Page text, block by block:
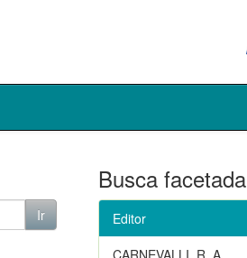
Busca facetada
Editor
CARNEVALLI, R. A.